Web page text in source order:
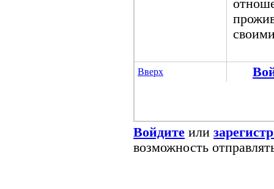
Вверх
Войдите или
возможность